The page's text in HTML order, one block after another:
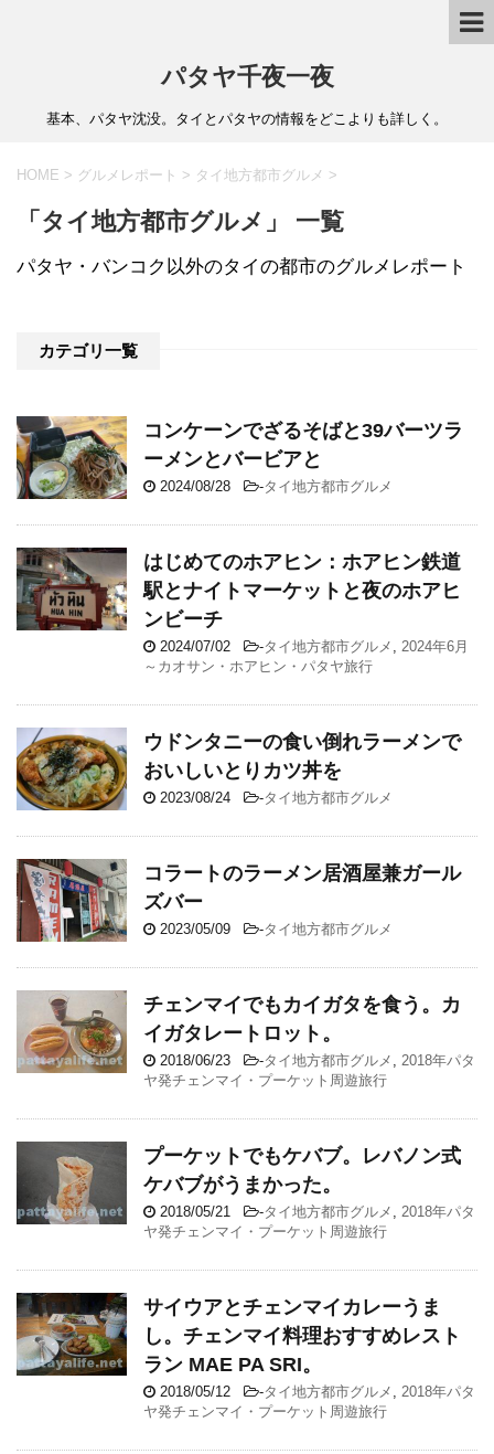
パタヤ千夜一夜
基本、パタヤ沈没。タイとパタヤの情報をどこよりも詳しく。
HOME > グルメレポート > タイ地方都市グルメ >
「タイ地方都市グルメ」 一覧
パタヤ・バンコク以外のタイの都市のグルメレポート
カテゴリ一覧
コンケーンでざるそばと39バーツラ
ーメンとバービアと
2024/08/28 -タイ地方都市グルメ
はじめてのホアヒン：ホアヒン鉄道
駅とナイトマーケットと夜のホアヒ
ンビーチ
2024/07/02 -タイ地方都市グルメ
2024年6月
～カオサン・ホアヒン・パタヤ旅行
ウドンタニーの食い倒れラーメンで
おいしいとりカツ丼を
2023/08/24 -タイ地方都市グルメ
コラートのラーメン居酒屋兼ガール
ズバー
2023/05/09 -タイ地方都市グルメ
チェンマイでもカイガタを食う。カ
イガタレートロット。
2018/06/23 -タイ地方都市グルメ
2018年パタ
ヤ発チェンマイ・プーケット周遊旅行
プーケットでもケバブ。レバノン式
ケバブがうまかった。
2018/05/21 -タイ地方都市グルメ
2018年パタ
ヤ発チェンマイ・プーケット周遊旅行
サイウアとチェンマイカレーうま
し。チェンマイ料理おすすめレスト
ラン MAE PA SRI。
2018/05/12 -タイ地方都市グルメ
2018年パタ
ヤ発チェンマイ・プーケット周遊旅行